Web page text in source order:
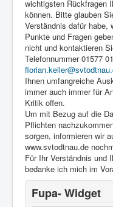
wichtigsten Rückfragen
können. Bitte glauben
Verständnis dafür habe,
Punkte und Fragen
nicht und kontaktieren
Telefonnummer 01577
Ihnen umfangreiche
immer auch immer für
Kritik offen.
Um mit Bezug auf die
Pflichten
sorgen, informieren wir
www.svtodtnau.de
Für Ihr Verständnis und
bedanke ich mich im
Fupa- Widget